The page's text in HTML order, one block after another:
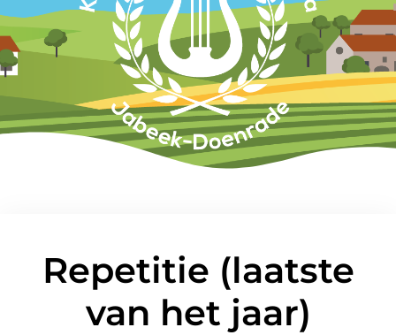
Repetitie (laatste
van het jaar)